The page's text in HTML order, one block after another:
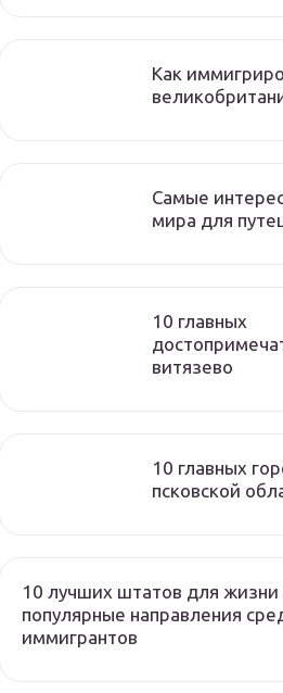
Как
Самые
мира для
10 главных
витязево
10 главных
псковской
10 лучших штатов для жизни
популярные направления
иммигрантов